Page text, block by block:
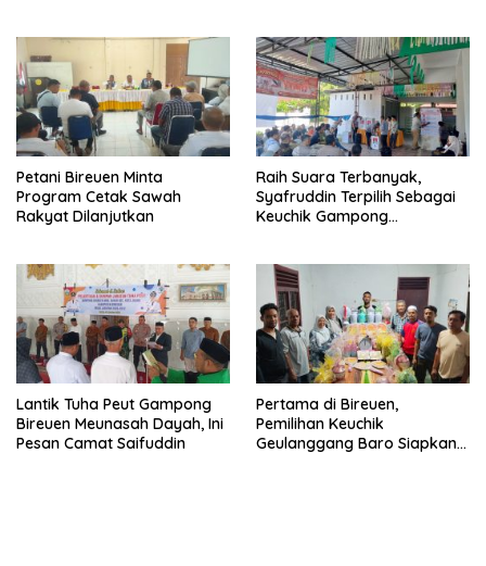
Petani Bireuen Minta
Program Cetak Sawah
Rakyat Dilanjutkan
Raih Suara Terbanyak,
Syafruddin Terpilih Sebagai
Keuchik Gampong
Lantik Tuha Peut Gampong
Bireuen Meunasah Dayah, Ini
Pertama di Bireuen,
Pemilihan Keuchik
Geulanggang Baro Siapkan